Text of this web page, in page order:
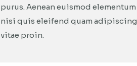
purus. Aenean euismod elementum
nisi quis eleifend quam adipiscing
vitae proin.